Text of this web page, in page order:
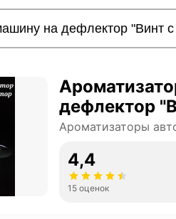
дефлектор
Ароматизаторы
4,4
15 оценок